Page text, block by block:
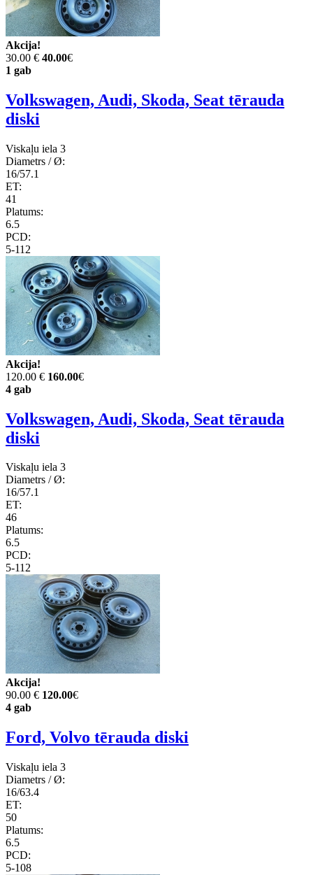
Akcija!
30.00 € 40.00€
1 gab
Volkswagen, Audi, Skoda, Seat tērauda
diski
Viskaļu iela 3
Diametrs / Ø:
16/57.1
ET:
41
Platums:
6.5
PCD:
5-112
Akcija!
120.00 € 160.00€
4 gab
Volkswagen, Audi, Skoda, Seat tērauda
diski
Viskaļu iela 3
Diametrs / Ø:
16/57.1
ET:
46
Platums:
6.5
PCD:
5-112
Akcija!
90.00 € 120.00€
4 gab
Ford, Volvo tērauda diski
Viskaļu iela 3
Diametrs / Ø:
16/63.4
ET:
50
Platums:
6.5
PCD:
5-108